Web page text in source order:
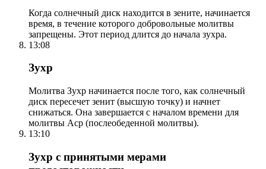
Когда солнечный диск находится в зените, начинается
время, в течение которого добровольные молитвы
запрещены. Этот период длится до начала зухра.
13:08
Зухр
Молитва Зухр начинается после того, как солнечный
диск пересечет зенит (высшую точку) и начнет
снижаться. Она завершается с началом времени для
молитвы Аср (послеобеденной молитвы).
13:10
Зухр с принятыми мерами